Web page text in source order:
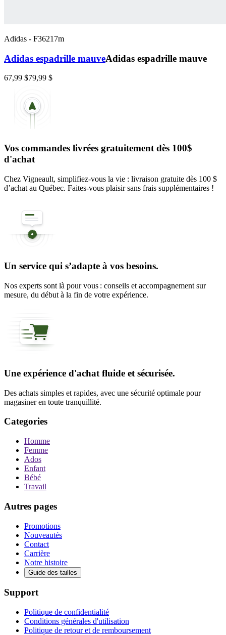
Adidas - F36217m
Adidas espadrille mauveAdidas espadrille mauve
67,99 $79,99 $
Vos commandes livrées gratuitement dès 100$
d'achat
Chez Vigneault, simplifiez-vous la vie : livraison gratuite dès 100 $
d’achat au Québec. Faites-vous plaisir sans frais supplémentaires !
Un service qui s’adapte à vos besoins.
Nos experts sont là pour vous : conseils et accompagnement sur
mesure, du début à la fin de votre expérience.
Une expérience d'achat fluide et sécurisée.
Des achats simples et rapides, avec une sécurité optimale pour
magasiner en toute tranquillité.
Categories
Homme
Femme
Ados
Enfant
Bébé
Travail
Autres pages
Promotions
Nouveautés
Contact
Carrière
Notre histoire
Guide des tailles
Support
Politique de confidentialité
Conditions générales d'utilisation
Politique de retour et de remboursement